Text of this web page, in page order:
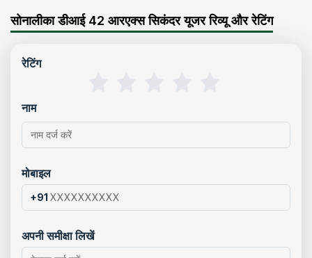
सोनालीका डीआई 42 आरएक्स सिकंदर यूजर रिव्यू और रेटिंग
रेटिंग
नाम
मोबाइल
+91
अपनी समीक्षा लिखें